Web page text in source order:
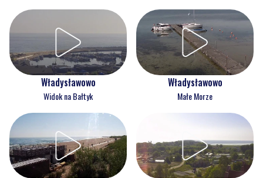
Władysławowo
Widok na Bałtyk
Władysławowo
Małe Morze